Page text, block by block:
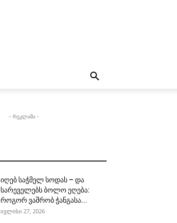
- რეკლამა -
იღებ საჭმელ სოდას – და
სარეველებს ბოლო ეღება:
როგორ ვაშრობ ჭანგასა...
ივლისი 27, 2026